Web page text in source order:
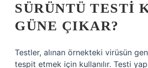
SÜRÜNTÜ TESTI
GÜNE ÇIKAR?
Testler, alınan örnekteki virüsün
tespit etmek için kullanılır. Testi